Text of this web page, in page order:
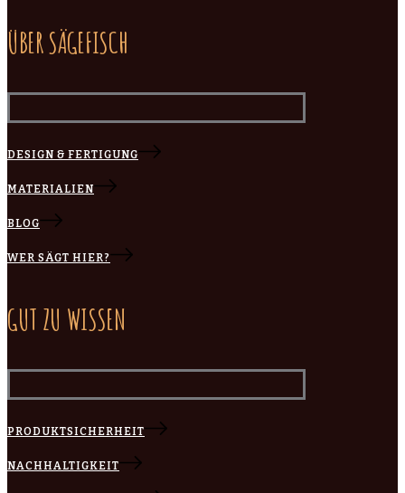
ÜBER SÄGEFISCH
DESIGN & FERTIGUNG
MATERIALIEN
BLOG
WER SÄGT HIER?
GUT ZU WISSEN
PRODUKTSICHERHEIT
NACHHALTIGKEIT